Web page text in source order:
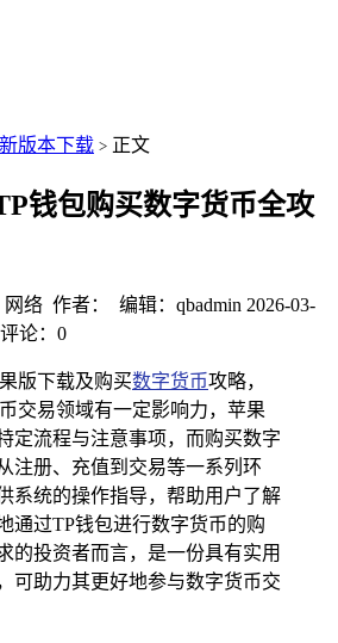
版本下载 > 正文
钱包购买数字货币全攻
网络 作者： 编辑：qbadmin 2026-03-
评论：0
版下载及购买数字货币攻略，
交易领域有一定影响力，苹果
定流程与注意事项，而购买数字
注册、充值到交易等一系列环
系统的操作指导，帮助用户了解
通过TP钱包进行数字货币的购
的投资者而言，是一份具有实用
可助力其更好地参与数字货币交